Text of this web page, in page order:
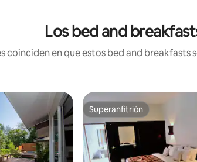
Los bed and
coinciden en que estos bed and
Superanfitrión
Superanfitrión